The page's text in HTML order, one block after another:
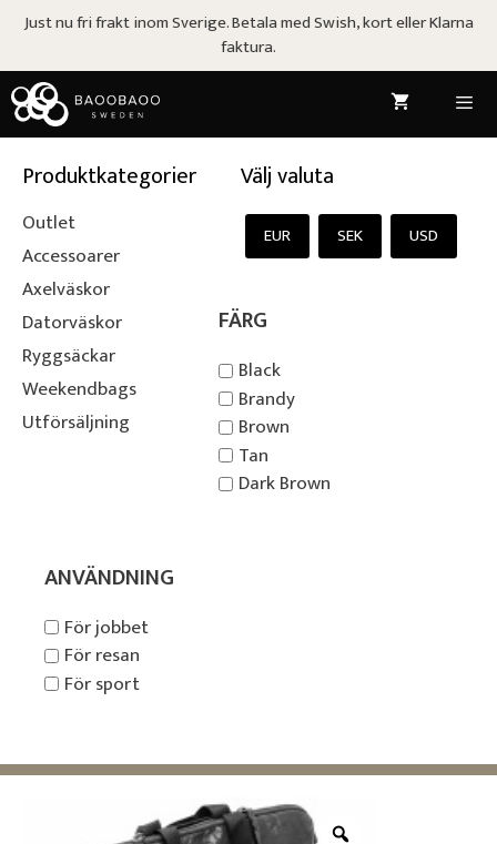
HoppaJust nu fri frakt inom Sverige. Betala med Swish, kort eller Klarna
faktura.
Produktkategorier
Outlet
Accessoarer
Axelväskor
Datorväskor
Ryggsäckar
Weekendbags
Utförsäljning
Välj valuta
EUR SEK USD
FÄRG
Black
Brandy
Brown
Tan
Dark Brown
ANVÄNDNING
För jobbet
För resan
För sport